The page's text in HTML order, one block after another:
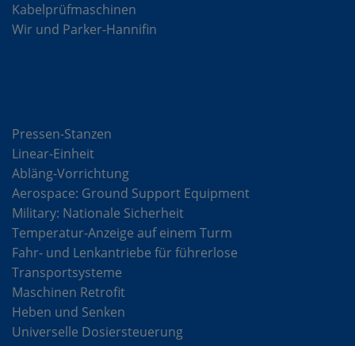
Kabelprüfmaschinen
Wir und Parker-Hannifin
Pressen-Stanzen
Linear-Einheit
Abläng-Vorrichtung
Aerospace: Ground Support Equipment
Military: Nationale Sicherheit
Temperatur-Anzeige auf einem Turm
Fahr- und Lenkantriebe für führerlose
Transportsysteme
Maschinen Retrofit
Heben und Senken
Universelle Dosiersteuerung